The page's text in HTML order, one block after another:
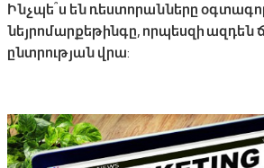
Ինչպե՞ս են ռեստորանները
նեյրոմարքեթինգը, որպեսզի
ընտրության վրա: